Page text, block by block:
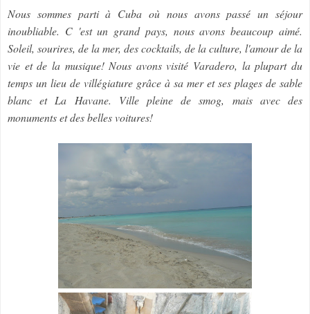
Nous sommes parti à Cuba où nous avons passé un séjour
inoubliable. C 'est un grand pays, nous avons beaucoup aimé.
Soleil, sourires, de la mer, des cocktails, de la culture, l'amour de la
vie et de la musique! Nous avons visité Varadero, la plupart du
temps un lieu de villégiature grâce à sa mer et ses plages de sable
blanc et La Havane. Ville pleine de smog, mais avec des
monuments et des belles voitures!